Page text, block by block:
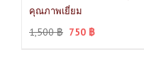
คุณภาพเยี่ยม
1,500฿ 750 ฿